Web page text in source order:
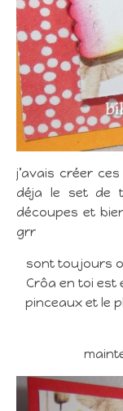
j’avais créer
déja le set de
découpes et
grr
sont toujours
Crôa en toi est
pinceaux et le